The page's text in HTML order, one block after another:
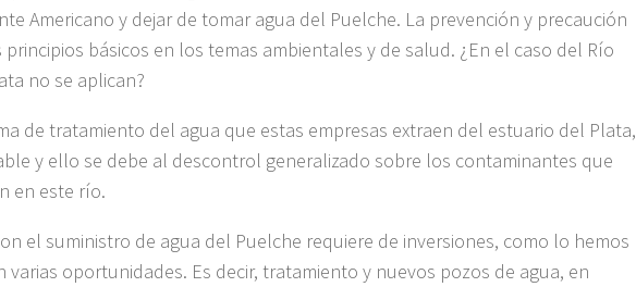
Americano y dejar de tomar agua del Puelche. La prevención y precaución
básicos en los temas ambientales y de salud. ¿En el caso del Río
no se aplican?
de tratamiento del agua que estas empresas extraen del estuario del Plata,
y ello se debe al descontrol generalizado sobre los contaminantes que
en este río.
el suministro de agua del Puelche requiere de inversiones, como lo hemos
varias oportunidades. Es decir, tratamiento y nuevos pozos de agua, en